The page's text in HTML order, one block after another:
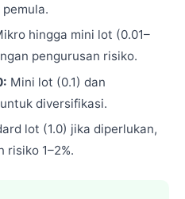
hingga mini lot (0.01–
pengurusan risiko.
Mini lot (0.1) dan
diversifikasi.
lot (1.0) jika diperlukan,
1–2%.